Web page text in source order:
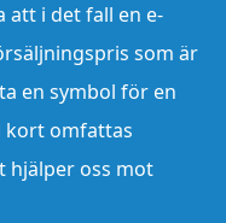
i det fall en e-
som är
en symbol för en
kort omfattas
hjälper oss mot